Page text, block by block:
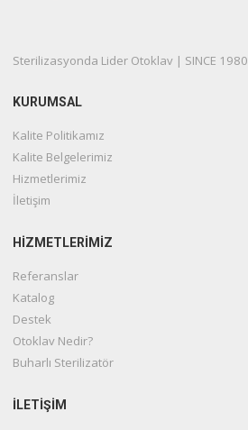
Sterilizasyonda Lider Otoklav | SINCE 1980
KURUMSAL
Kalite Politikamız
Kalite Belgelerimiz
Hizmetlerimiz
İletişim
HIZMETLERIMIZ
Referanslar
Katalog
Destek
Otoklav Nedir?
Buharlı Sterilizatör
İLETIŞIM